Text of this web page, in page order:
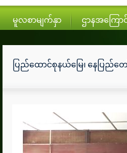
မူလစာမျက်နှာ ဌာနအကြော
ပြည်ထောင်စုနယ်မြေ၊ နေပြည်